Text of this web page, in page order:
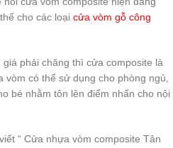
cho các loại cửa vòm gỗ công
phải chăng thì cửa composite là
có thể sử dụng cho phòng ngủ,
bé nhằm tôn lên điểm nhấn cho nội
“ Cửa nhựa vòm composite Tân